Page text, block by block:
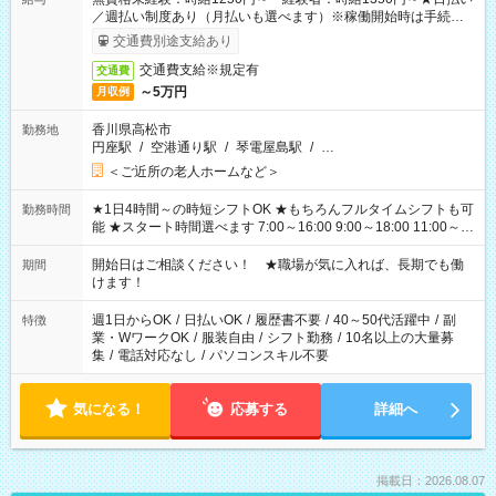
／週払い制度あり（月払いも選べます）※稼働開始時は手続き完
了次第のお支払いとなります。
交通費別途支給あり
交通費 交通費支給※規定有
月収例 ～5万円
勤務地
香川県高松市
円座駅 / 空港通り駅 / 琴電屋島駅 / …
＜ご近所の老人ホームなど＞
勤務時間
★1日4時間～の時短シフトOK ★もちろんフルタイムシフトも可
能 ★スタート時間選べます 7:00～16:00 9:00～18:00 11:00～
20:00 など 残業なし！ ※Wワークの場合、他のお仕事と合わせ
週40時間超の就業はご案内できません ※法令に基づき、週20時
間以上勤務は社会保険への加入対象となります ※労働者派遣法
（日雇い派遣の原則禁止）により、短時間・短期間の就業はご
案内が難しい場合があります
期間
開始日はご相談ください！ ★職場が気に入れば、長期でも働
けます！
特徴 週1日からOK / 日払いOK / 履歴書不要 / 40～50代活躍中 / 副
業・WワークOK / 服装自由 / シフト勤務 / 10名以上の大量募
集 / 電話対応なし / パソコンスキル不要
気になる！ 応募する 詳細へ
掲載日：2026.08.07